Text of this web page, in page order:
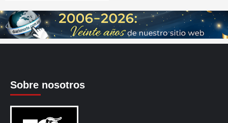
Sobre nosotros